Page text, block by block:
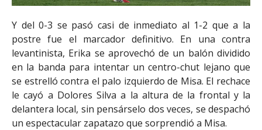
Y del 0-3 se pasó casi de inmediato al 1-2 que a la
postre fue el marcador definitivo. En una contra
levantinista, Erika se aprovechó de un balón dividido
en la banda para intentar un centro-chut lejano que
se estrelló contra el palo izquierdo de Misa. El rechace
le cayó a Dolores Silva a la altura de la frontal y la
delantera local, sin pensárselo dos veces, se despachó
un espectacular zapatazo que sorprendió a Misa.